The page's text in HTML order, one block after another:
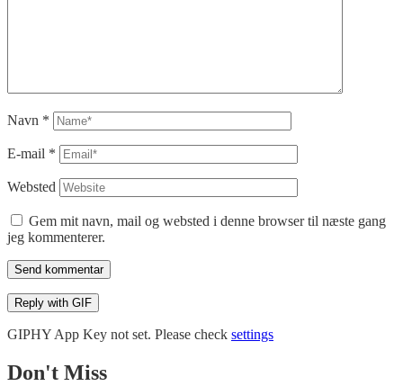
Navn *
E-mail *
Websted
Gem mit navn, mail og websted i denne browser til næste gang
jeg kommenterer.
Send kommentar
Reply with GIF
GIPHY App Key not set. Please check settings
Don't Miss